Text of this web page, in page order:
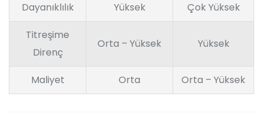
Dayanıklılık Yüksek Çok Yüksek
Titreşime
Direnç
Orta – Yüksek Yüksek
Maliyet Orta Orta – Yüksek